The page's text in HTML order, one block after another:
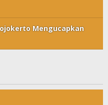
Mengucapkan